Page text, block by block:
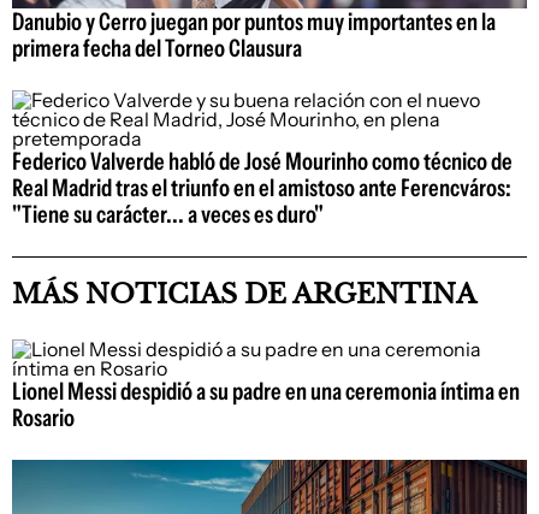
Danubio y Cerro juegan por puntos muy importantes en la
primera fecha del Torneo Clausura
Federico Valverde habló de José Mourinho como técnico de
Real Madrid tras el triunfo en el amistoso ante Ferencváros:
"Tiene su carácter... a veces es duro"
MÁS NOTICIAS DE ARGENTINA
Lionel Messi despidió a su padre en una ceremonia íntima en
Rosario